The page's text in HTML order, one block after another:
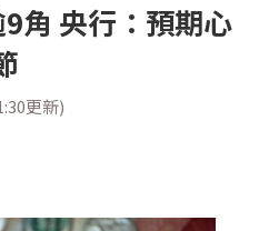
角 央行：預期心
更新)